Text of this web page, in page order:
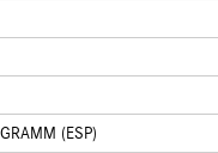
(ESP)